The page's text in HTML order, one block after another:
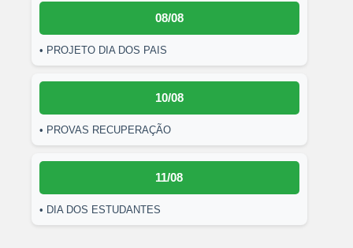
08/08
• PROJETO DIA DOS PAIS
10/08
• PROVAS RECUPERAÇÃO
11/08
• DIA DOS ESTUDANTES